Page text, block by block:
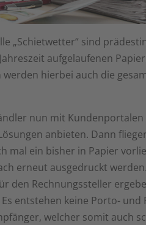
„Schietwetter“ sind
aufgelaufenen
hierbei auch die
nun mit
anbieten. Dann
mal ein bisher in Papier
erneut ausgedruckt
den Rechnungssteller
entstehen keine Porto- und
welcher somit auch